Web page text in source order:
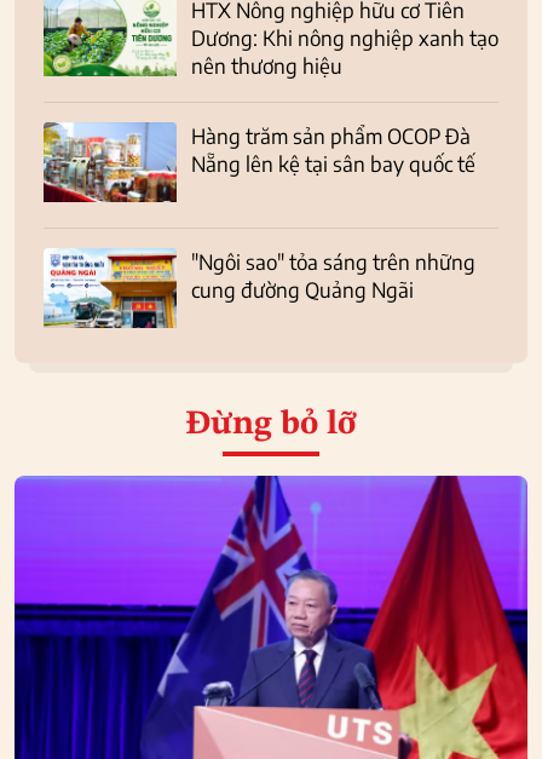
HTX Nông nghiệp hữu cơ Tiên
Dương: Khi nông nghiệp xanh tạo
nên thương hiệu
Hàng trăm sản phẩm OCOP Đà
Nẵng lên kệ tại sân bay quốc tế
"Ngôi sao" tỏa sáng trên những
cung đường Quảng Ngãi
Đừng bỏ lỡ